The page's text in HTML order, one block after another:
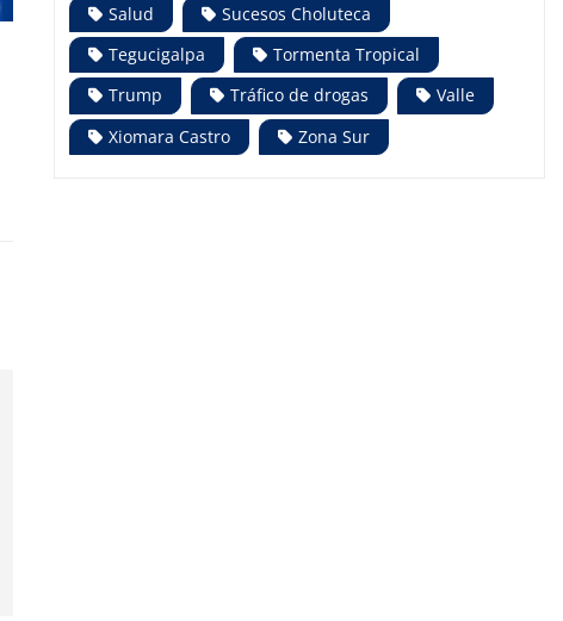
Salud
Sucesos Choluteca
Tegucigalpa
Tormenta Tropical
Trump
Tráfico de drogas
Valle
Xiomara Castro
Zona Sur